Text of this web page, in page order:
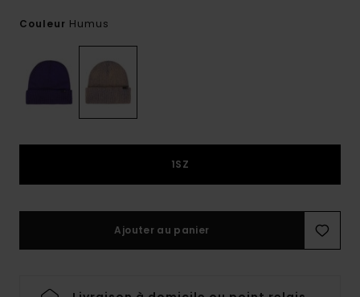
Couleur Humus
1SZ
Ajouter au panier